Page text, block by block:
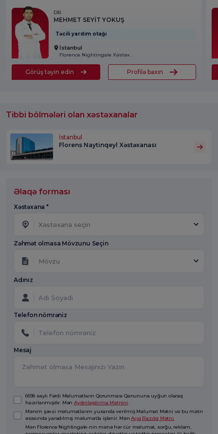
DR.
MEHMET SEYİT YOKUŞ
Təcili yardım otağı
İstanbul
Florence Nightingale Xəstəxanası
Görüş təyin edin Profilə baxın
Tibbi bölmələri olan xəstəxanalar
İstanbul
Florens Naytinqeyl Xəstəxanası
Əlaqə forması
Xəstəxana *
Xəstəxana seçin
Zəhmət olmasa Mövzunu Seçin
Mövzu
Adınız
Telefon nömrəniz
Mesaj
6698 saylı Fərdi Məlumatların Qorunması Qanununa uyğun olaraq
hazırlanmışdır. Mən Aydınlaşdırma Mətnini.
Mənim şəxsi məlumatlarım yuxarıda verilmiş Məlumat Mətni və bu mətn
əsasında yaradılmış məlumatla işlənir. MənAçıq Razılıq Mətni.
Mən Florence Nightingale-nin mənə hər cür məlumat, sorğu, reklam,